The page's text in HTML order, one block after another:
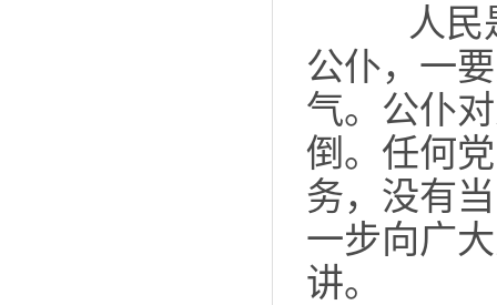
人民是
公仆，一
气。公仆
倒。任何
务，没有
一步向广
讲。